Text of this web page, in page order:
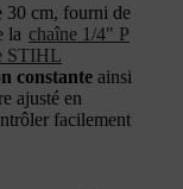
30 cm, fourni de
la chaîne 1/4" P
STIHL
constante ainsi
ajusté en
facilement